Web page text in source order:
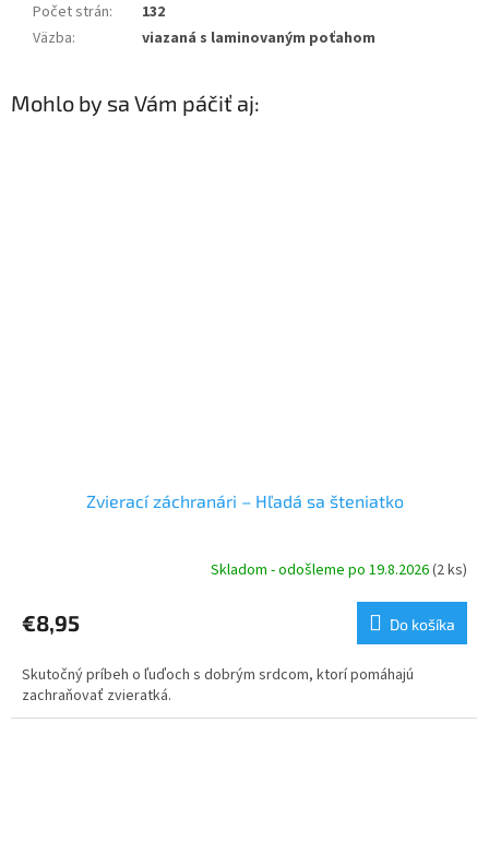
Počet strán:
132
Väzba: viazaná s laminovaným poťahom
Mohlo by sa Vám páčiť aj:
Zvierací záchranári – Hľadá sa šteniatko
Skladom - odošleme po 19.8.2026(2 ks)
€8,95 Do košíka
Skutočný príbeh o ľuďoch s dobrým srdcom, ktorí pomáhajú
zachraňovať zvieratká.